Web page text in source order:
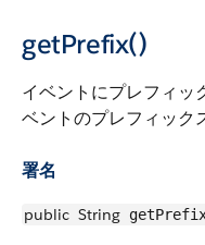
getPrefix()
イベントにプレフィッ
ベントのプレフィック
署名
public String